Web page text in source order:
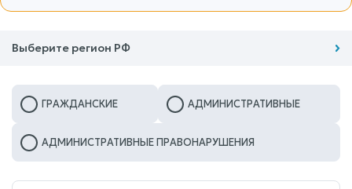
Выберите регион РФ
ГРАЖДАНСКИЕ АДМИНИСТРАТИВНЫЕ
АДМИНИСТРАТИВНЫЕ ПРАВОНАРУШЕНИЯ